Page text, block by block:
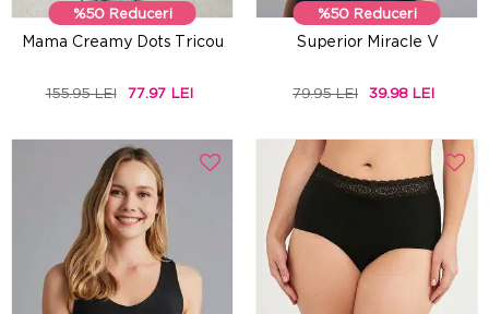
%50 Reduceri
Mama Creamy Dots Tricou
155.95 LEI 77.97 LEI
%50 Reduceri
Superior Miracle V
79.95 LEI 39.98 LEI